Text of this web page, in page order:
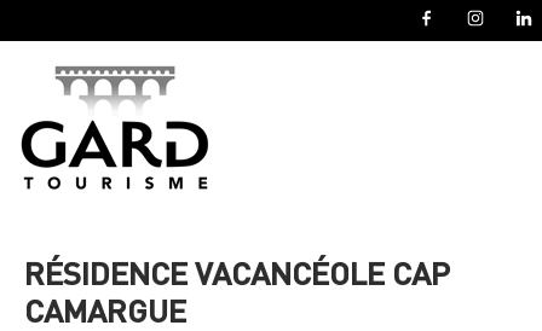
RÉSIDENCE VACANCÉOLE CAP
CAMARGUE